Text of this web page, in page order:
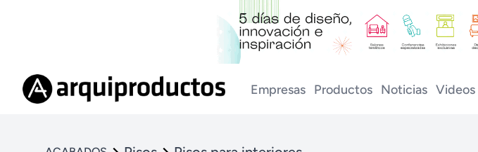
Empresas Productos Noticias Videos